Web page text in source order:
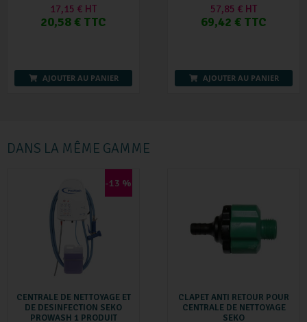
17,15 € HT
20,58 € TTC
AJOUTER AU PANIER
57,85 € HT
69,42 € TTC
AJOUTER AU PANIER
DANS LA MÊME GAMME
-13 %
CENTRALE DE NETTOYAGE ET
DE DESINFECTION SEKO
PROWASH 1 PRODUIT
CLAPET ANTI RETOUR POUR
CENTRALE DE NETTOYAGE
SEKO